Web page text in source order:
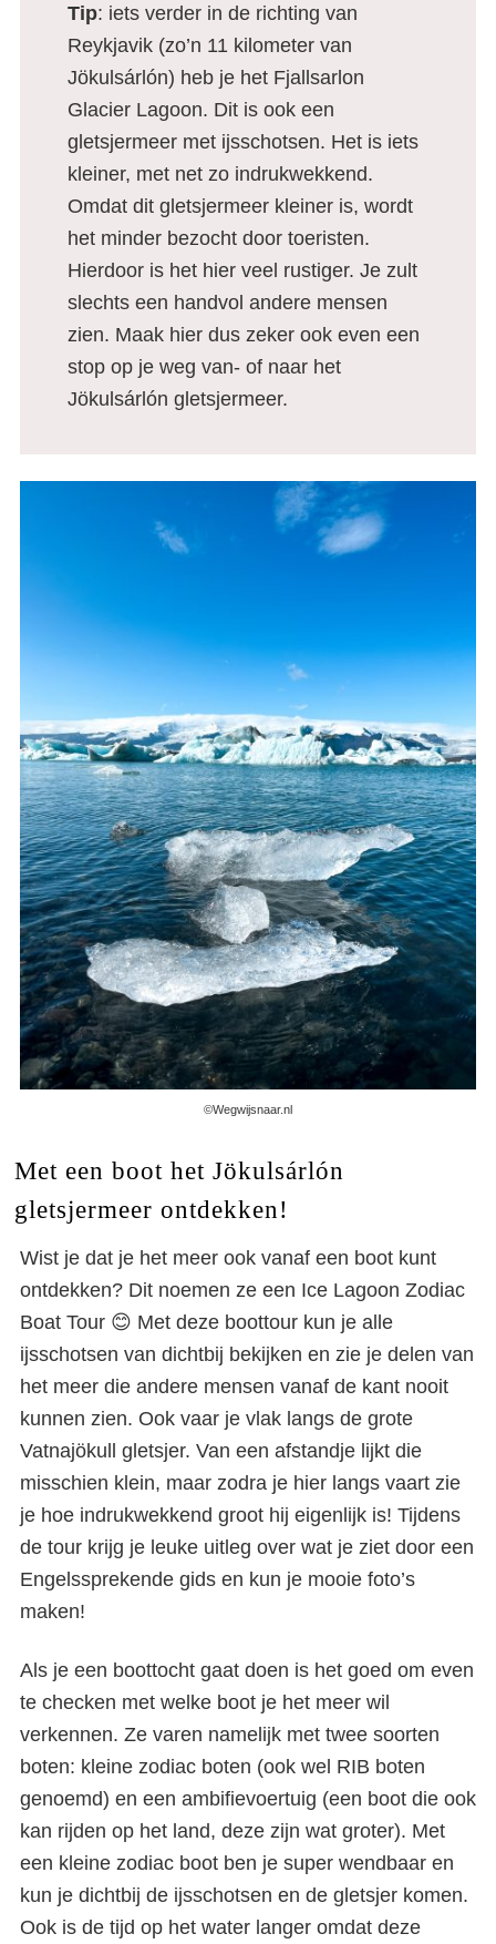
Tip: iets verder in de richting van
Reykjavik (zo’n 11 kilometer van
Jökulsárlón) heb je het Fjallsarlon
Glacier Lagoon. Dit is ook een
gletsjermeer met ijsschotsen. Het is iets
kleiner, met net zo indrukwekkend.
Omdat dit gletsjermeer kleiner is, wordt
het minder bezocht door toeristen.
Hierdoor is het hier veel rustiger. Je zult
slechts een handvol andere mensen
zien. Maak hier dus zeker ook even een
stop op je weg van- of naar het
Jökulsárlón gletsjermeer.
©Wegwijsnaar.nl
Met een boot het Jökulsárlón
gletsjermeer ontdekken!
Wist je dat je het meer ook vanaf een boot kunt
ontdekken? Dit noemen ze een Ice Lagoon Zodiac
Boat Tour 😊 Met deze boottour kun je alle
ijsschotsen van dichtbij bekijken en zie je delen van
het meer die andere mensen vanaf de kant nooit
kunnen zien. Ook vaar je vlak langs de grote
Vatnajökull gletsjer. Van een afstandje lijkt die
misschien klein, maar zodra je hier langs vaart zie
je hoe indrukwekkend groot hij eigenlijk is! Tijdens
de tour krijg je leuke uitleg over wat je ziet door een
Engelssprekende gids en kun je mooie foto’s
maken!
Als je een boottocht gaat doen is het goed om even
te checken met welke boot je het meer wil
verkennen. Ze varen namelijk met twee soorten
boten: kleine zodiac boten (ook wel RIB boten
genoemd) en een ambifievoertuig (een boot die ook
kan rijden op het land, deze zijn wat groter). Met
een kleine zodiac boot ben je super wendbaar en
kun je dichtbij de ijsschotsen en de gletsjer komen.
Ook is de tijd op het water langer omdat deze